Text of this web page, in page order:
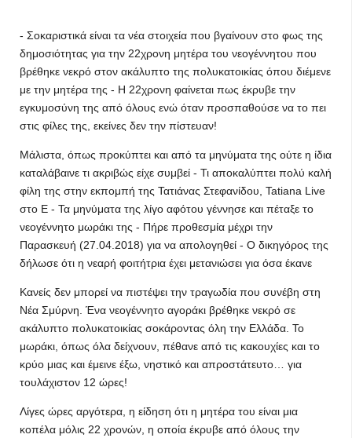
- Σοκαριστικά είναι τα νέα στοιχεία που βγαίνουν στο φως της
δημοσιότητας για την 22χρονη μητέρα του νεογέννητου που
βρέθηκε νεκρό στον ακάλυπτο της πολυκατοικίας όπου διέμενε
με την μητέρα της - Η 22χρονη φαίνεται πως έκρυβε την
εγκυμοσύνη της από όλους ενώ όταν προσπαθούσε να το πει
στις φίλες της, εκείνες δεν την πίστευαν!
Μάλιστα, όπως προκύπτει και από τα μηνύματα της ούτε η ίδια
καταλάβαινε τι ακριβώς είχε συμβεί - Τι αποκαλύπτει πολύ καλή
φίλη της στην εκπομπή της Τατιάνας Στεφανίδου, Tatiana Live
στο Ε - Τα μηνύματα της λίγο αφότου γέννησε και πέταξε το
νεογέννητο μωράκι της - Πήρε προθεσμία μέχρι την
Παρασκευή (27.04.2018) για να απολογηθεί - Ο δικηγόρος της
δήλωσε ότι η νεαρή φοιτήτρια έχει μετανιώσει για όσα έκανε
Κανείς δεν μπορεί να πιστέψει την τραγωδία που συνέβη στη
Νέα Σμύρνη. Ένα νεογέννητο αγοράκι βρέθηκε νεκρό σε
ακάλυπτο πολυκατοικίας σοκάροντας όλη την Ελλάδα. Το
μωράκι, όπως όλα δείχνουν, πέθανε από τις κακουχίες και το
κρύο μιας και έμεινε έξω, νηστικό και απροστάτευτο… για
τουλάχιστον 12 ώρες!
Λίγες ώρες αργότερα, η είδηση ότι η μητέρα του είναι μια
κοπέλα μόλις 22 χρονών, η οποία έκρυβε από όλους την